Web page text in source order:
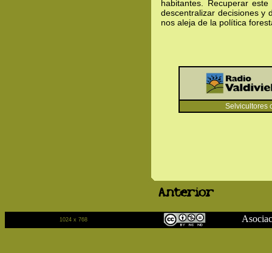
habitantes. Recuperar
descentralizar decisiones y
nos aleja de la política
Selvicultores
Anterior
1024 x 768 Asociación